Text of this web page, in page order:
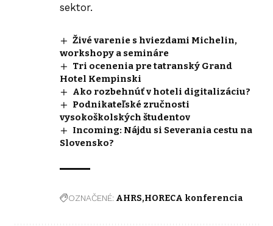
sektor.
Živé varenie s hviezdami Michelin,
workshopy a semináre
Tri ocenenia pre tatranský Grand
Hotel Kempinski
Ako rozbehnúť v hoteli digitalizáciu?
Podnikateľské zručnosti
vysokoškolských študentov
Incoming: Nájdu si Severania cestu na
Slovensko?
OZNAČENÉ: AHRS HORECA konferencia